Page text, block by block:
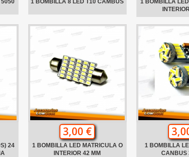
24
3,00 €
1 BOMBILLA LED MATRICULA O
INTERIOR 42 MM
1 BOMBILLA
CANBUS